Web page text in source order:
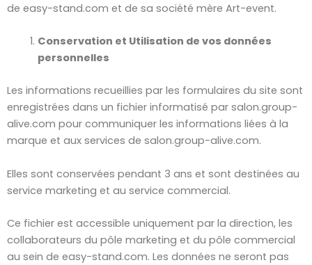
de easy-stand.com et de sa société mère Art-event.
Conservation et Utilisation de vos données
personnelles
Les informations recueillies par les formulaires du site sont
enregistrées dans un fichier informatisé par salon.group-
alive.com pour communiquer les informations liées à la
marque et aux services de salon.group-alive.com.
Elles sont conservées pendant 3 ans et sont destinées au
service marketing et au service commercial.
Ce fichier est accessible uniquement par la direction, les
collaborateurs du pôle marketing et du pôle commercial
au sein de easy-stand.com. Les données ne seront pas